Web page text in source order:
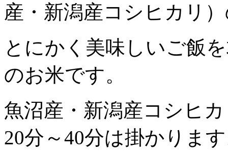
産・新潟産コシヒカリ
とにかく美味しいご飯
のお米です。
魚沼産・新潟産コシヒ
20分～40分は掛かりま